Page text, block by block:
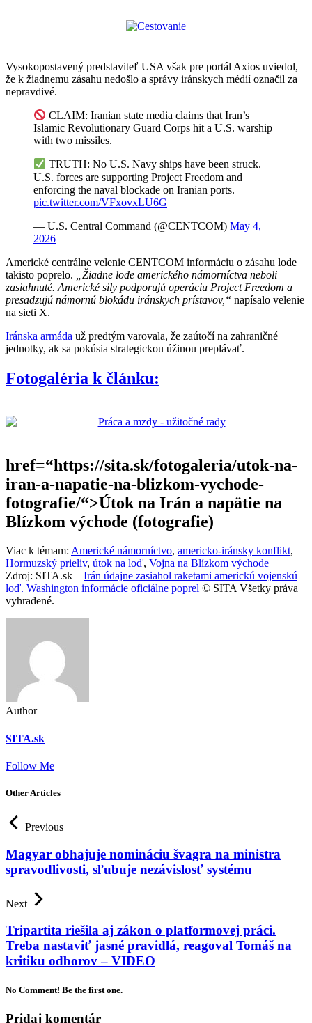
Vysokopostavený predstaviteľ USA však pre portál Axios uviedol,
že k žiadnemu zásahu nedošlo a správy iránskych médií označil za
nepravdivé.
CLAIM: Iranian state media claims that Iran’s
Islamic Revolutionary Guard Corps hit a U.S. warship
with two missiles.
TRUTH: No U.S. Navy ships have been struck.
U.S. forces are supporting Project Freedom and
enforcing the naval blockade on Iranian ports.
pic.twitter.com/VFxovxLU6G
— U.S. Central Command (@CENTCOM) May 4,
2026
Americké centrálne velenie CENTCOM informáciu o zásahu lode
takisto poprelo.
„Žiadne lode amerického námorníctva neboli
zasiahnuté. Americké sily podporujú operáciu Project Freedom a
presadzujú námornú blokádu iránskych prístavov,“ napísalo velenie
na sieti X.
Iránska armáda už predtým varovala, že zaútočí na zahraničné
jednotky, ak sa pokúsia strategickou úžinou preplávať.
Fotogaléria k článku:
href=“https://sita.sk/fotogaleria/utok-na-
iran-a-napatie-na-blizkom-vychode-
fotografie/“>Útok na Irán a napätie na
Blízkom východe (fotografie)
Viac k témam: Americké námorníctvo, americko-iránsky konflikt,
Hormuzský prieliv, útok na loď, Vojna na Blízkom východe
Zdroj: SITA.sk – Irán údajne zasiahol raketami americkú vojenskú
loď. Washington informácie oficiálne poprel © SITA Všetky práva
vyhradené.
Author
SITA.sk
Follow Me
Other Articles
Previous
Magyar obhajuje nomináciu švagra na ministra
spravodlivosti, sľubuje nezávislosť systému
Next
Tripartita riešila aj zákon o platformovej práci.
Treba nastaviť jasné pravidlá, reagoval Tomáš na
kritiku odborov – VIDEO
No Comment! Be the first one.
Pridaj komentár